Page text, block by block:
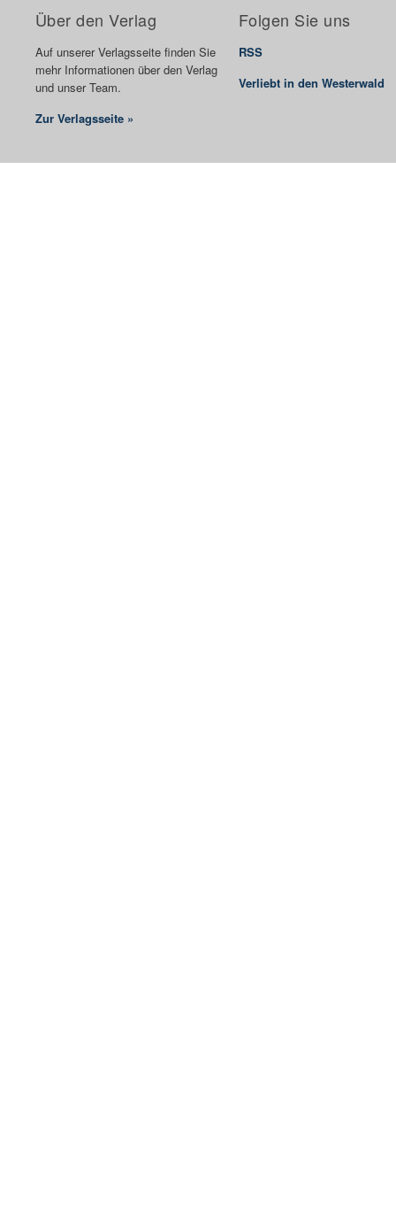
Über den Verlag
Auf unserer Verlagsseite finden Sie
mehr Informationen über den Verlag
und unser Team.
Zur Verlagsseite »
Folgen Sie uns
RSS
Verliebt in den Westerwald